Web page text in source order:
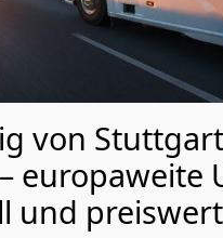
von Stuttgart
– europaweite
und preiswert